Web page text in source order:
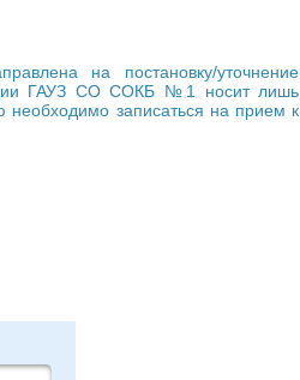
на постановку/уточнение
ГАУЗ СО СОКБ №1 носит лишь
необходимо записаться на прием к